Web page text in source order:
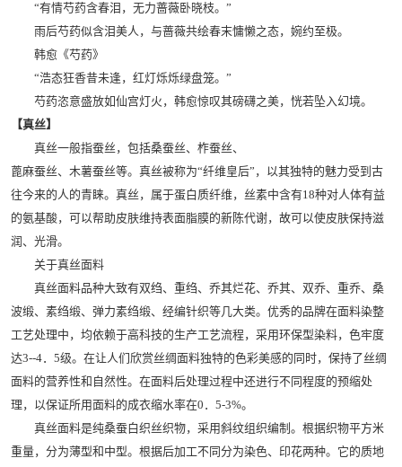
“有情芍药含春泪，无力蔷薇卧晓枝。”
雨后芍药似含泪美人，与蔷薇共绘春末慵懒之态，婉约至极。
韩愈《芍药》
“浩态狂香昔未逢，红灯烁烁绿盘笼。”
芍药恣意盛放如仙宫灯火，韩愈惊叹其磅礴之美，恍若坠入幻境。
【真丝】
真丝一般指蚕丝，包括桑蚕丝、柞蚕丝、
蓖麻蚕丝、木薯蚕丝等。真丝被称为“纤维皇后”，以其独特的魅力受到古
往今来的人的青睐。真丝，属于蛋白质纤维，丝素中含有18种对人体有益
的氨基酸，可以帮助皮肤维持表面脂膜的新陈代谢，故可以使皮肤保持滋
润、光滑。
关于真丝面料
真丝面料品种大致有双绉、重绉、乔其烂花、乔其、双乔、重乔、桑
波缎、素绉缎、弹力素绉缎、经编针织等几大类。优秀的品牌在面料染整
工艺处理中，均依赖于高科技的生产工艺流程，采用环保型染料，色牢度
达3--4．5级。在让人们欣赏丝绸面料独特的色彩美感的同时，保持了丝绸
面料的营养性和自然性。在面料后处理过程中还进行不同程度的预缩处
理，以保证所用面料的成衣缩水率在0．5-3%。
真丝面料是纯桑蚕白织丝织物，采用斜纹组织编制。根据织物平方米
重量，分为薄型和中型。根据后加工不同分为染色、印花两种。它的质地